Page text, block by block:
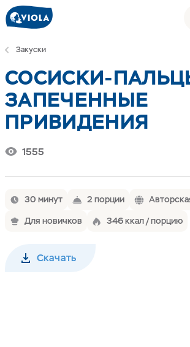
Закуски
СОСИСКИ-
ЗАПЕЧЕННЫЕ
ПРИВИДЕНИЯ
1555
30 минут 2 порции
Для новичков
346 ккал / порцию
Скачать